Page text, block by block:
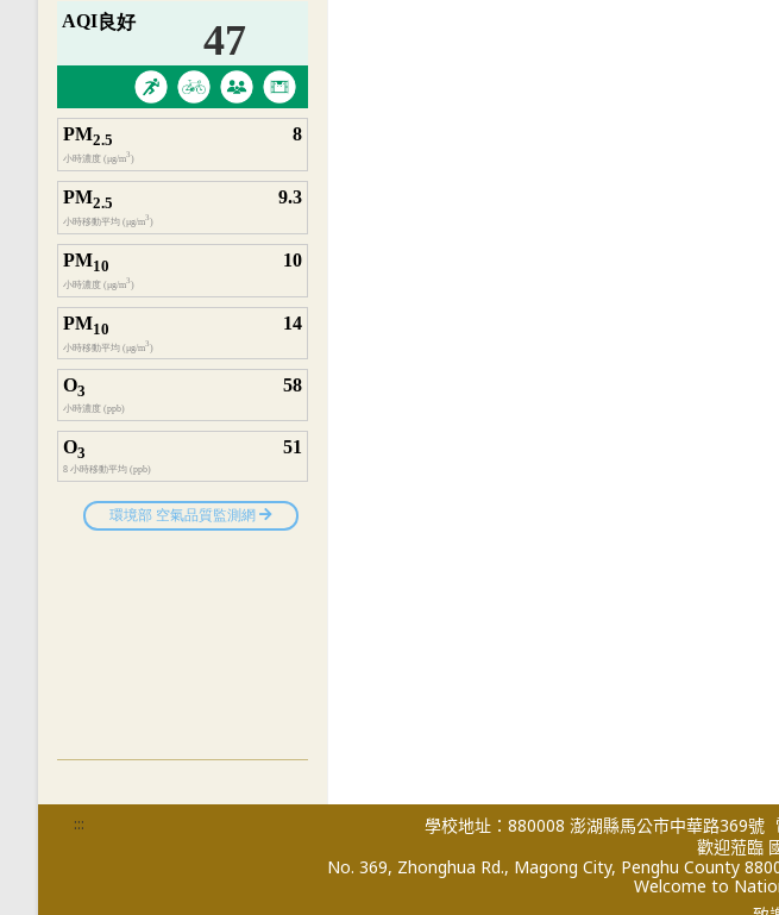
::: 學校地址：880008 澎湖縣馬公市中華路369號
歡迎蒞臨
No. 369, Zhonghua Rd., Magong City, Penghu County
Welcome to